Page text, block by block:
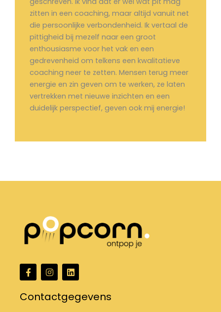
zitten in een coaching, maar altijd vanuit net
die persoonlijke verbondenheid. Ik vertaal de
pittigheid bij mezelf naar een groot
enthousiasme voor het vak en een
gedrevenheid om telkens een kwalitatieve
coaching neer te zetten. Mensen terug meer
energie en zin geven om te werken, ze laten
vertrekken met nieuwe inzichten en een
duidelijk perspectief, geven ook mij energie!
F
a
c
e
b
I
n
s
t
a
L
i
n
k
e
Contactgegevens